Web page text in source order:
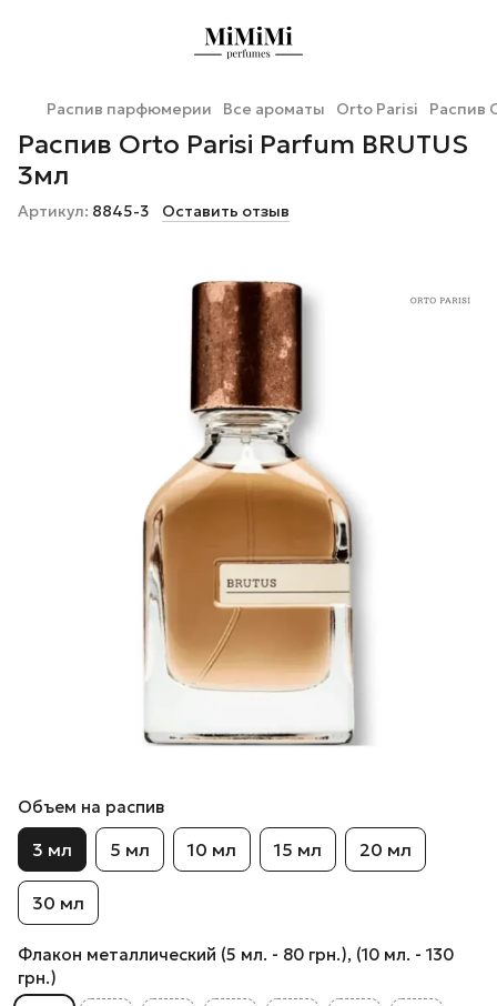
Распив парфюмерии Все ароматы Orto Parisi Распив
Распив Orto Parisi Parfum BRUTUS
3мл
Артикул: 8845-3 Оставить отзыв
Объем на распив
3 мл 5 мл 10 мл 15 мл 20 мл
30 мл
Флакон металлический (5 мл. - 80 грн.), (10 мл. - 130
грн.)